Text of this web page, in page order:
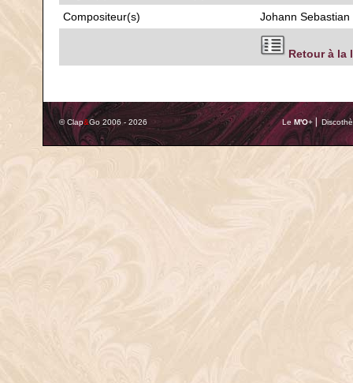
Compositeur(s)
Johann Sebastian
Retour à la
© Clap&Go 2006 - 2026 Le M'O+ ⎢